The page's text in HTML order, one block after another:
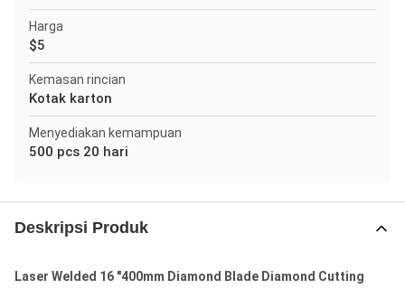
Harga
$5
Kemasan rincian
Kotak karton
Menyediakan kemampuan
500 pcs 20 hari
Deskripsi Produk
Laser Welded 16 "400mm Diamond Blade Diamond Cutting